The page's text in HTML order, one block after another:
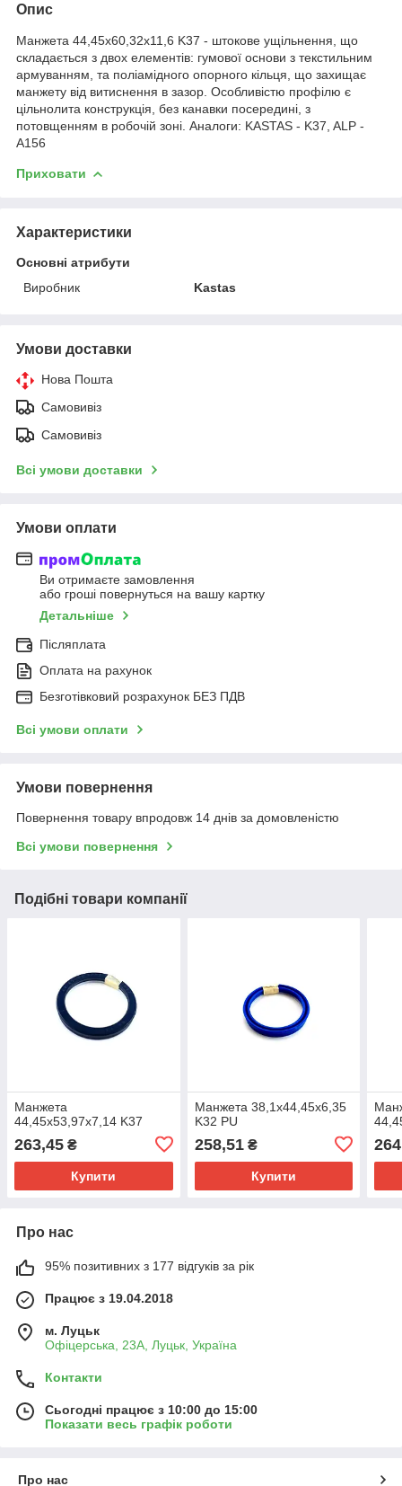
Опис
Манжета 44,45х60,32х11,6 K37 - штокове ущільнення, що
складається з двох елементів: гумової основи з текстильним
армуванням, та поліамідного опорного кільця, що захищає
манжету від витиснення в зазор. Особливістю профілю є
цільнолита конструкція, без канавки посередині, з
потовщенням в робочій зоні. Аналоги: KASTAS - K37, ALP -
A156
Приховати
Характеристики
Основні атрибути
Виробник
Kastas
Умови доставки
Нова Пошта
Самовивіз
Самовивіз
Всі умови доставки
Умови оплати
Ви отримаєте замовлення
або гроші повернуться на вашу картку
Детальніше
Післяплата
Оплата на рахунок
Безготівковий розрахунок БЕЗ ПДВ
Всі умови оплати
Умови повернення
Повернення товару впродовж 14 днів за домовленістю
Всі умови повернення
Подібні товари компанії
Манжета
44,45х53,97х7,14 K37
263,45 ₴
Купити
Манжета 38,1х44,45х6,35
K32 PU
258,51₴
Купити
Про нас
95% позитивних з 177 відгуків за рік
Працює з 19.04.2018
м. Луцьк
Офіцерська, 23А, Луцьк, Україна
Контакти
Сьогодні працює з 10:00 до 15:00
Показати весь графік роботи
Про нас